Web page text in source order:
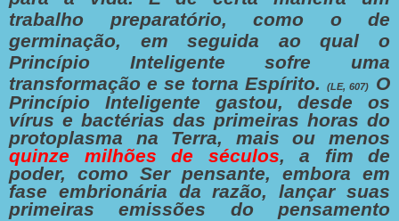
trabalho preparatório, como o de
germinação, em seguida ao qual o
Princípio Inteligente sofre uma
transformação e se torna Espírito.
(LE, 607)
O
Princípio Inteligente gastou, desde os
vírus e bactérias das primeiras horas do
protoplasma na Terra, mais ou menos
quinze milhões de séculos, a fim de
poder, como Ser pensante, embora em
fase embrionária da razão, lançar suas
primeiras emissões do pensamento